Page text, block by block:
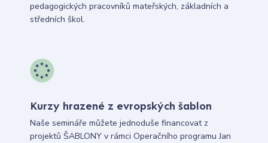
pedagogických pracovníků mateřských, základních a
středních škol.
Kurzy hrazené z evropských šablon
Naše semináře můžete jednoduše financovat z
projektů ŠABLONY v rámci Operačního programu Jan